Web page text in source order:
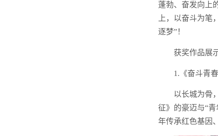
蓬勃、奋发向上
上，以奋斗为笔
逐梦”！
获奖作品展
1.《奋斗青
以长城为骨
征》的豪迈与“
年传承红色基因